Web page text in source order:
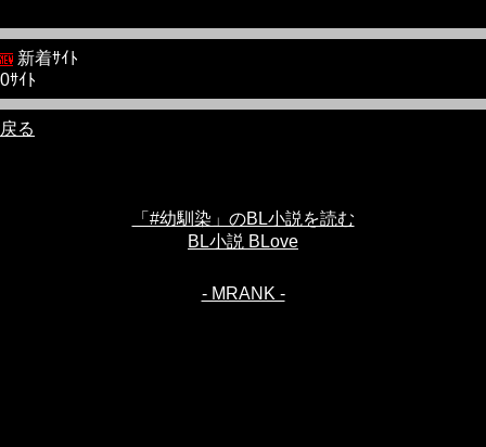
新着ｻｲﾄ
0ｻｲﾄ
戻る
「#幼馴染」のBL小説を読む
BL小説 BLove
- MRANK -